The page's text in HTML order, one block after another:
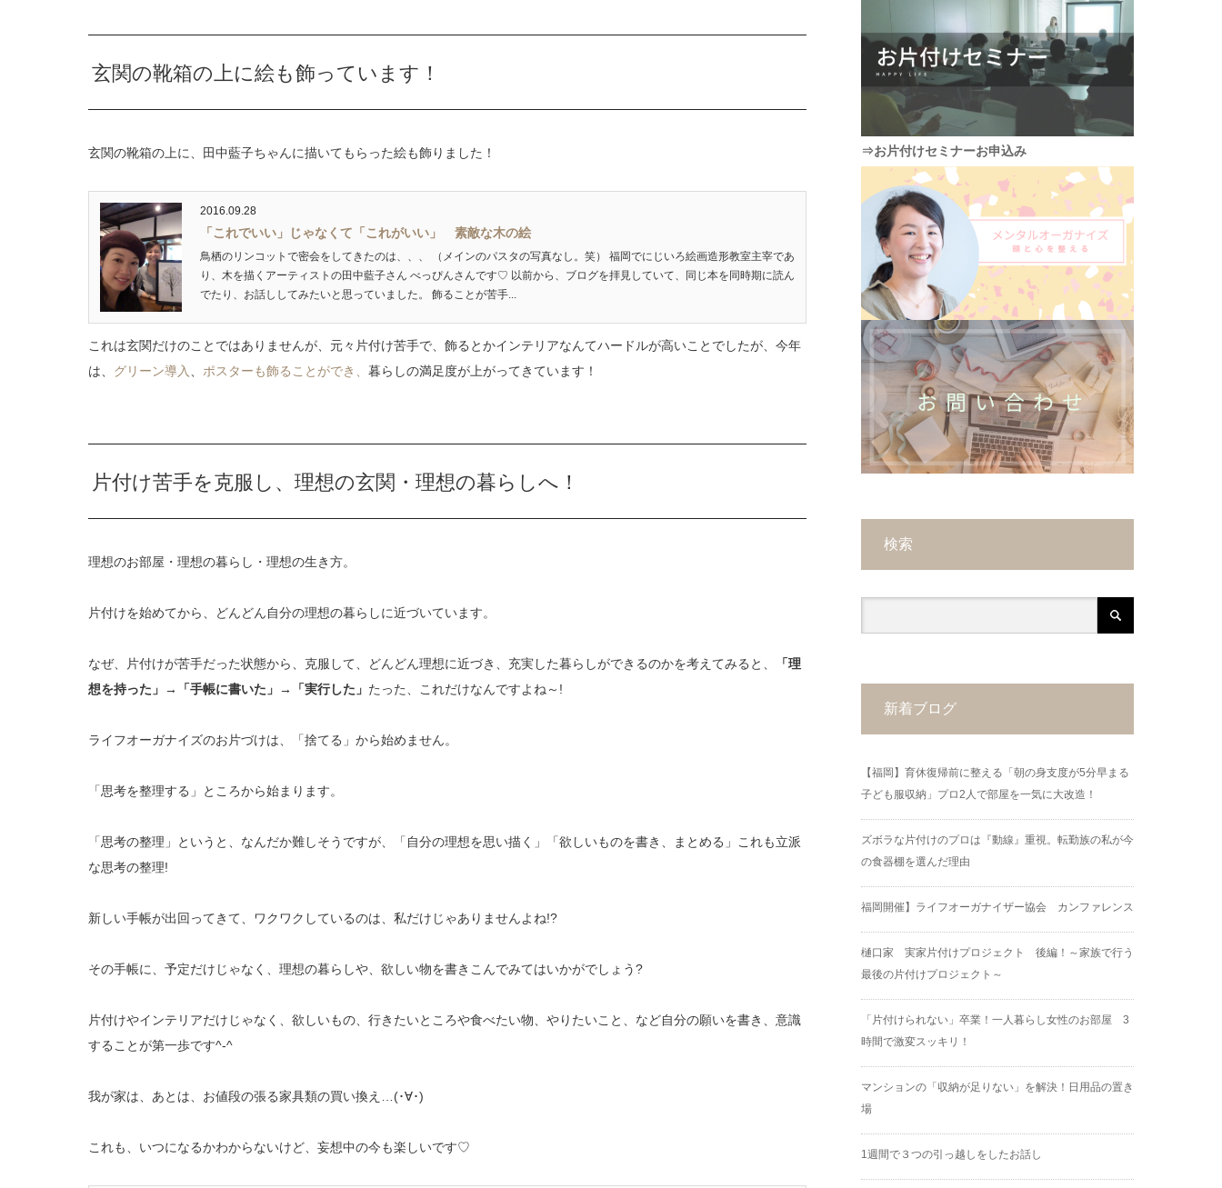
玄関の靴箱の上に絵も飾っています！
玄関の靴箱の上に、田中藍子ちゃんに描いてもらった絵も飾りました！
2016.09.28
「これでいい」じゃなくて「これがいい」 素敵な木の絵
鳥栖のリンコットで密会をしてきたのは、、、 （メインのパスタの写真なし。笑） 福岡でにじいろ絵画造形教室主宰であ
り、木を描くアーティストの田中藍子さん べっぴんさんです♡ 以前から、ブログを拝見していて、同じ本を同時期に読ん
でたり、お話ししてみたいと思っていました。 飾ることが苦手...
これは玄関だけのことではありませんが、元々片付け苦手で、飾るとかインテリアなんてハードルが高いことでしたが、今年
は、 グリーン導入 ポスターも飾ることができ、 暮らしの満足度が上がってきています！
片付け苦手を克服し、理想の玄関・理想の暮らしへ！
理想のお部屋・理想の暮らし・理想の生き方。
片付けを始めてから、どんどん自分の理想の暮らしに近づいています。
なぜ、片付けが苦手だった状態から、克服して、どんどん理想に近づき、充実した暮らしができるのかを考えてみると、
「理
想を持った」→「手帳に書いた」→「実行した」 たった、これだけなんですよね～!
ライフオーガナイズのお片づけは、「捨てる」から始めません。
「思考を整理する」ところから始まります。
「思考の整理」というと、なんだか難しそうですが、「自分の理想を思い描く」「欲しいものを書き、まとめる」これも立派
な思考の整理!
新しい手帳が出回ってきて、ワクワクしているのは、私だけじゃありませんよね!?
その手帳に、予定だけじゃなく、理想の暮らしや、欲しい物を書きこんでみてはいかがでしょう?
片付けやインテリアだけじゃなく、欲しいもの、行きたいところや食べたい物、やりたいこと、など自分の願いを書き、意識
することが第一歩です^-^
我が家は、あとは、お値段の張る家具類の買い換え…(･∀･)
これも、いつになるかわからないけど、妄想中の今も楽しいです♡
⇒お片付けセミナーお申込み
検索
新着ブログ
【福岡】育休復帰前に整える「朝の身支度が5分早まる
子ども服収納」プロ2人で部屋を一気に大改造！
ズボラな片付けのプロは『動線』重視。転勤族の私が今
の食器棚を選んだ理由
福岡開催】ライフオーガナイザー協会 カンファレンス
樋口家 実家片付けプロジェクト 後編！～家族で行う
最後の片付けプロジェクト～
「片付けられない」卒業！一人暮らし女性のお部屋 3
時間で激変スッキリ！
マンションの「収納が足りない」を解決！日用品の置き
場
1週間で３つの引っ越しをしたお話し